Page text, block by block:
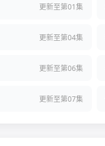
更新至第01集
更新至第04集
更新至第06集
更新至第07集